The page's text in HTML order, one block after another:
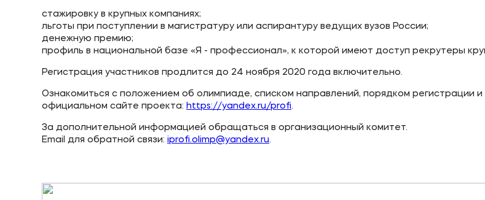
+7 (495) 221-10-01
+7 (800) 200-80-66
стажировку в крупных компаниях;
льготы при поступлении в магистратуру или аспирантуру ведущих вузов России;
денежную премию;
профиль в национальной базе «Я - профессионал», к которой имеют доступ рекрутеры
Регистрация участников продлится до 24 ноября 2020 года включительно.
Ознакомиться с положением об олимпиаде, списком направлений, порядком регистрации и
официальном сайте проекта: https://yandex.ru/profi.
За дополнительной информацией обращаться в организационный комитет.
Email для обратной связи: iprofi.olimp@yandex.ru.